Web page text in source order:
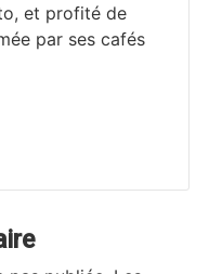
et profité de
par ses cafés